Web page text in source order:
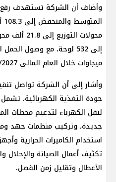
وأضاف أن الشركة تستهدف
محولات
ميجاوات خلال العام المالي 2026/2027.
وأشار إلى أن الشركة تواصل
جودة التغذية الكهربائية،
لنقل الكهرباء لتدعيم محطات
جديدة، وتركيب منظمات جهد
استخدام الكاميرات الحرارية
تكثيف أعمال الصيانة
الأعطال وتقليل زمن الفصل.